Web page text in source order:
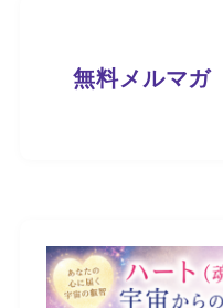
無料メルマガ